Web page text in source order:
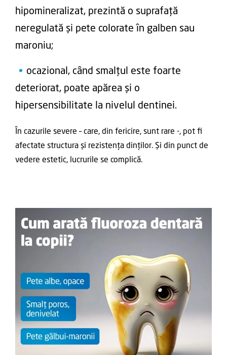
hipomineralizat, prezintă o suprafață
neregulată și pete colorate în galben sau
maroniu;
ocazional, când smalțul este foarte
deteriorat, poate apărea și o
hipersensibilitate la nivelul dentinei.
În cazurile severe – care, din fericire, sunt rare -, pot fi
afectate structura și rezistența dinților. Și din punct de
vedere estetic, lucrurile se complică.